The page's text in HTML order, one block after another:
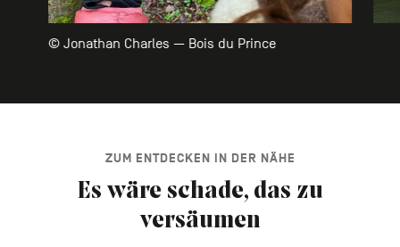
© Jonathan Charles — Bois du Prince
ZUM ENTDECKEN IN DER NÄHE
Es wäre schade, das zu
versäumen